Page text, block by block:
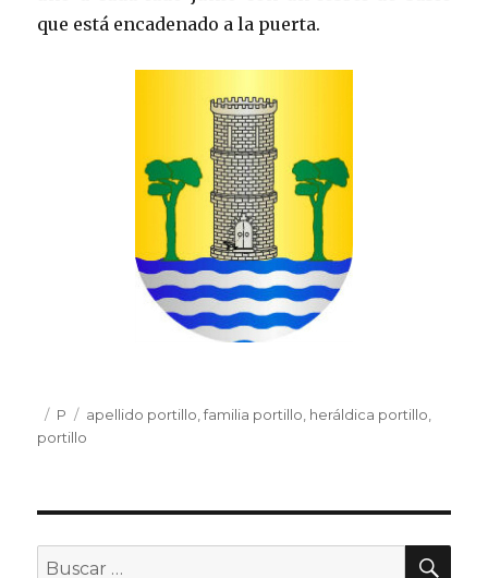
que está encadenado a la puerta.
Publicado
el
Categorías
P Etiquetas
apellido portillo ,familia portillo heráldica portillo
portillo
Buscar